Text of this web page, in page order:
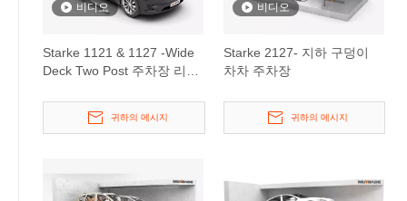
비디오
Starke 1121 & 1127 -Wide
Deck Two Post 주차장 리프
귀하의 메시지
비디오
Starke 2127- 지하 구덩이
차차 주차장
귀하의 메시지